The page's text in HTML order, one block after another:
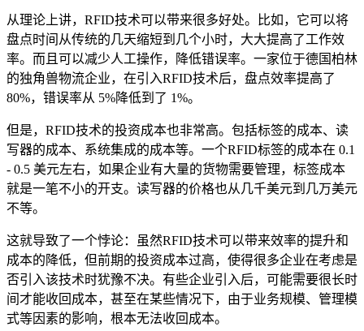
从理论上讲，RFID技术可以带来很多好处。比如，它可以将
盘点时间从传统的几天缩短到几个小时，大大提高了工作效
率。而且可以减少人工操作，降低错误率。一家位于德国柏林
的独角兽物流企业，在引入RFID技术后，盘点效率提高了
80%，错误率从 5%降低到了 1%。
但是，RFID技术的投资成本也非常高。包括标签的成本、读
写器的成本、系统集成的成本等。一个RFID标签的成本在 0.1
- 0.5 美元左右，如果企业有大量的货物需要管理，标签成本
就是一笔不小的开支。读写器的价格也从几千美元到几万美元
不等。
这就导致了一个悖论：虽然RFID技术可以带来效率的提升和
成本的降低，但前期的投资成本过高，使得很多企业在考虑是
否引入该技术时犹豫不决。有些企业引入后，可能需要很长时
间才能收回成本，甚至在某些情况下，由于业务规模、管理模
式等因素的影响，根本无法收回成本。